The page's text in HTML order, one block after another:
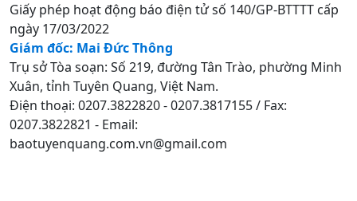
Giấy phép hoạt động báo điện tử số 140/GP-BTTTT cấp
ngày 17/03/2022
Giám đốc: Mai Đức Thông
Trụ sở Tòa soạn: Số 219, đường Tân Trào, phường Minh
Xuân, tỉnh Tuyên Quang, Việt Nam.
Điện thoại: 0207.3822820 - 0207.3817155 / Fax:
0207.3822821 - Email:
baotuyenquang.com.vn@gmail.com